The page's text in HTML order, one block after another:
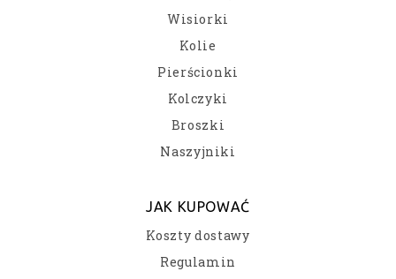
Wisiorki
Kolie
Pierścionki
Kolczyki
Broszki
Naszyjniki
JAK KUPOWAĆ
Koszty dostawy
Regulamin